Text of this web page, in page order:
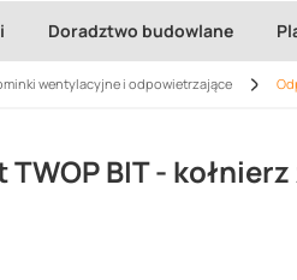
Doradztwo budowlane
wentylacyjne i odpowietrzające
BIT - kołnierz